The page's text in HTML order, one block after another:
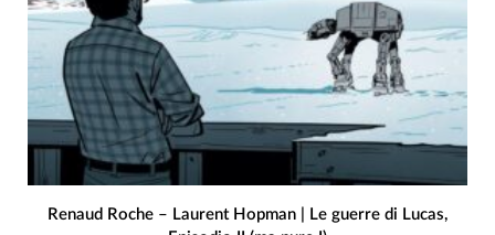
Renaud Roche – Laurent Hopman | Le guerre di Lucas,